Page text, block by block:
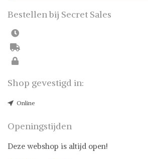
Bestellen bij Secret Sales
Shop gevestigd in:
Online
Openingstijden
Deze webshop is altijd open!